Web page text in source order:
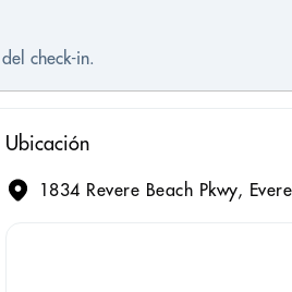
check-in.
Ubicación
1834 Revere Beach Pkwy,